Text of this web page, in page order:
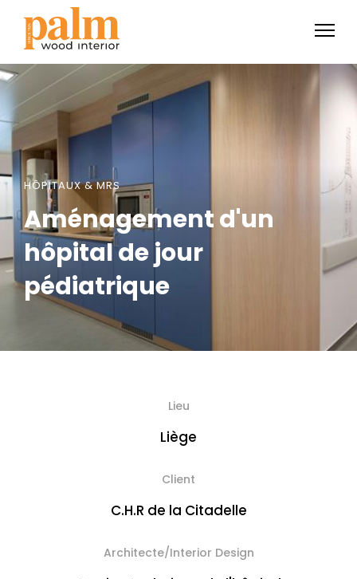
HÔPITAUX & MRS
Aménagement d'un
hôpital de jour
pédiatrique
Lieu
Liège
Client
C.H.R de la Citadelle
Architecte/Interior Design